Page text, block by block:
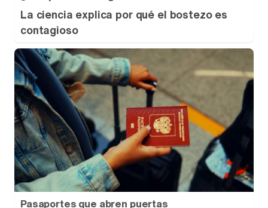
La ciencia explica por qué el bostezo es
contagioso
Pasaportes que abren puertas